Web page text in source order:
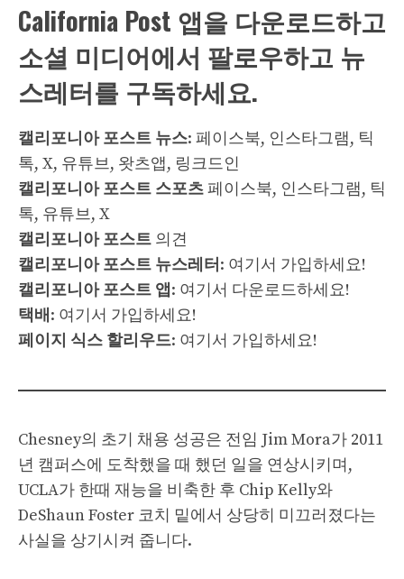
California Post 앱을 다운로드하고
소셜 미디어에서 팔로우하고 뉴
스레터를 구독하세요.
캘리포니아 포스트 뉴스: 페이스북, 인스타그램, 틱
톡, X, 유튜브, 왓츠앱, 링크드인
캘리포니아 포스트 스포츠페이스북, 인스타그램, 틱
톡, 유튜브, X
캘리포니아 포스트 의견
캘리포니아 포스트 뉴스레터 : 여기서 가입하세요!
캘리포니아 포스트 앱 : 여기서 다운로드하세요!
택배 : 여기서 가입하세요!
페이지 식스 할리우드: 여기서 가입하세요!
Chesney의 초기 채용 성공은 전임 Jim Mora가 2011
년 캠퍼스에 도착했을 때 했던 일을 연상시키며,
UCLA가 한때 재능을 비축한 후 Chip Kelly와
DeShaun Foster 코치 밑에서 상당히 미끄러졌다는
사실을 상기시켜 줍니다.